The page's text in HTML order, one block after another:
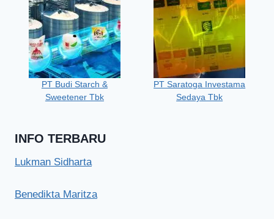
PT Budi Starch &
Sweetener Tbk
PT Saratoga Investama
Sedaya Tbk
INFO TERBARU
Lukman Sidharta
Benedikta Maritza